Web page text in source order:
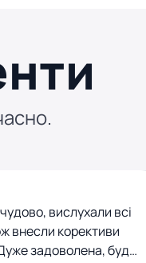
вислухали всі
внесли корективи
задоволена, буду